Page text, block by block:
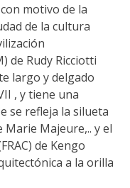
motivo de la
de la cultura
de Rudy Ricciotti
largo y delgado
, y tiene una
se refleja la silueta
Marie Majeure,.. y el
de Kengo
a la orilla